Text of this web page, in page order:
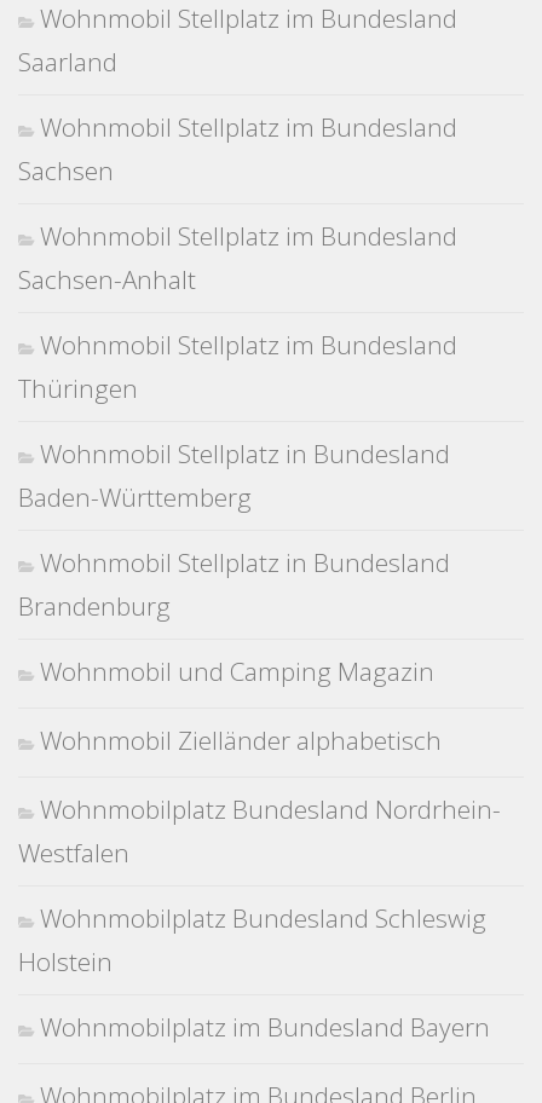
Wohnmobil Stellplatz im Bundesland
Saarland
Wohnmobil Stellplatz im Bundesland
Sachsen
Wohnmobil Stellplatz im Bundesland
Sachsen-Anhalt
Wohnmobil Stellplatz im Bundesland
Thüringen
Wohnmobil Stellplatz in Bundesland
Baden-Württemberg
Wohnmobil Stellplatz in Bundesland
Brandenburg
Wohnmobil und Camping Magazin
Wohnmobil Zielländer alphabetisch
Wohnmobilplatz Bundesland Nordrhein-
Westfalen
Wohnmobilplatz Bundesland Schleswig
Holstein
Wohnmobilplatz im Bundesland Bayern
Wohnmobilplatz im Bundesland Berlin